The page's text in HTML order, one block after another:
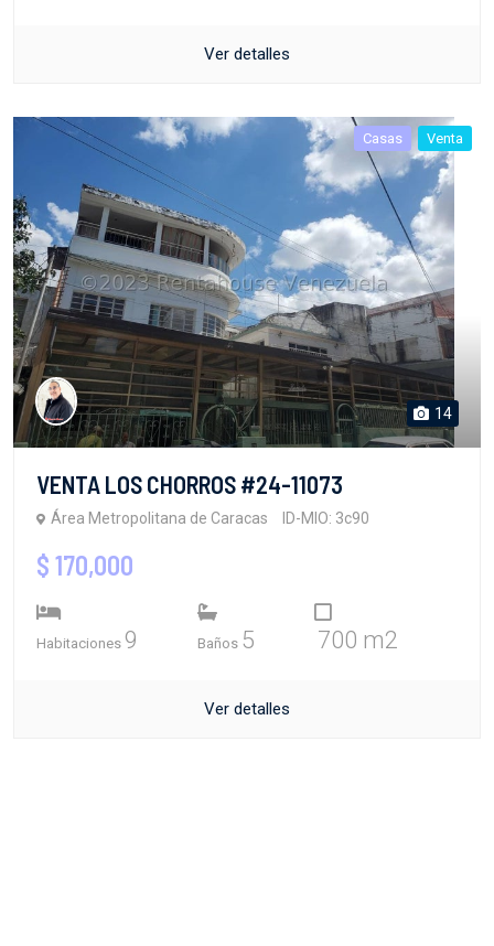
Ver detalles
Casas Venta
14
VENTA LOS CHORROS #24-11073
Área Metropolitana de Caracas ID-MIO: 3c90
$ 170,000
Habitaciones 9 Baños 5 700 m2
Ver detalles